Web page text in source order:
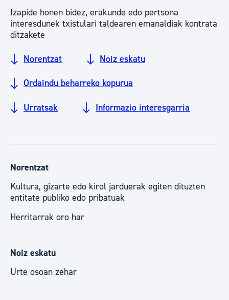
Izapide honen bidez, erakunde edo pertsona
interesdunek txistulari taldearen emanaldiak kontrata
ditzakete
Norentzat Noiz eskatu
Ordaindu beharreko kopurua
Urratsak Informazio interesgarria
Norentzat
Kultura, gizarte edo kirol jarduerak egiten dituzten
entitate publiko edo pribatuak
Herritarrak oro har
Noiz eskatu
Urte osoan zehar